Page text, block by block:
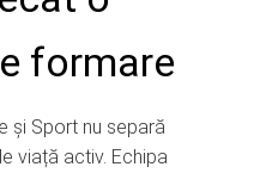
formare
și Sport nu separă
viață activ. Echipa